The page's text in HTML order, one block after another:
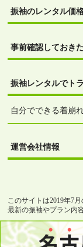
振袖のレンタル価
事前確認しておき
振袖レンタルでト
自分でできる着崩
運営会社情報
このサイトは2019年7
最新の振袖やプラン内